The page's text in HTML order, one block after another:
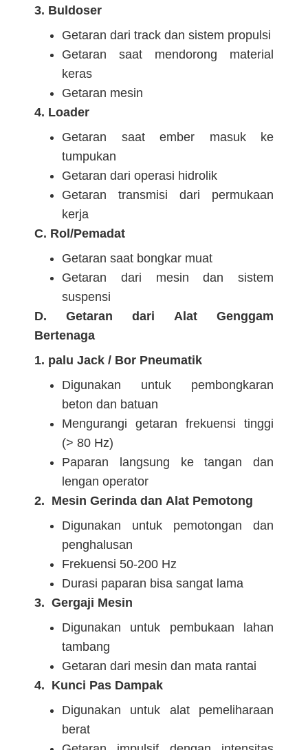
3. Buldoser
Getaran dari track dan sistem propulsi
Getaran saat mendorong material
keras
Getaran mesin
4. Loader
Getaran saat ember masuk ke
tumpukan
Getaran dari operasi hidrolik
Getaran transmisi dari permukaan
kerja
C. Rol/Pemadat
Getaran saat bongkar muat
Getaran dari mesin dan sistem
suspensi
D. Getaran dari Alat Genggam
Bertenaga
1. palu Jack / Bor Pneumatik
Digunakan untuk pembongkaran
beton dan batuan
Mengurangi getaran frekuensi tinggi
(> 80 Hz)
Paparan langsung ke tangan dan
lengan operator
2. Mesin Gerinda dan Alat Pemotong
Digunakan untuk pemotongan dan
penghalusan
Frekuensi 50-200 Hz
Durasi paparan bisa sangat lama
3. Gergaji Mesin
Digunakan untuk pembukaan lahan
tambang
Getaran dari mesin dan mata rantai
4. Kunci Pas Dampak
Digunakan untuk alat pemeliharaan
berat